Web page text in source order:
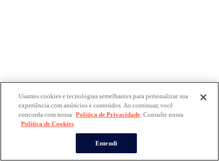
Usamos cookies e tecnologias semelhantes para personalizar sua
experiência com anúncios e conteúdos. Ao continuar, você
concorda com nossa Política de Privacidade. Consulte nossa
Política de Cookies
Entendi